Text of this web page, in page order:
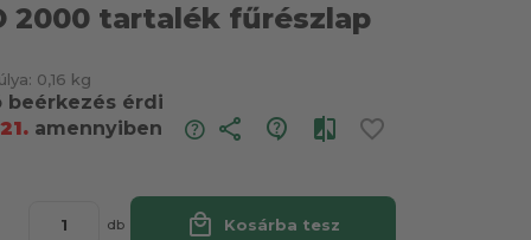
2000 tartalék fűrészlap
0,16 kg
beérkezés érdi
amennyiben
share
db local_mall Kosárba tesz